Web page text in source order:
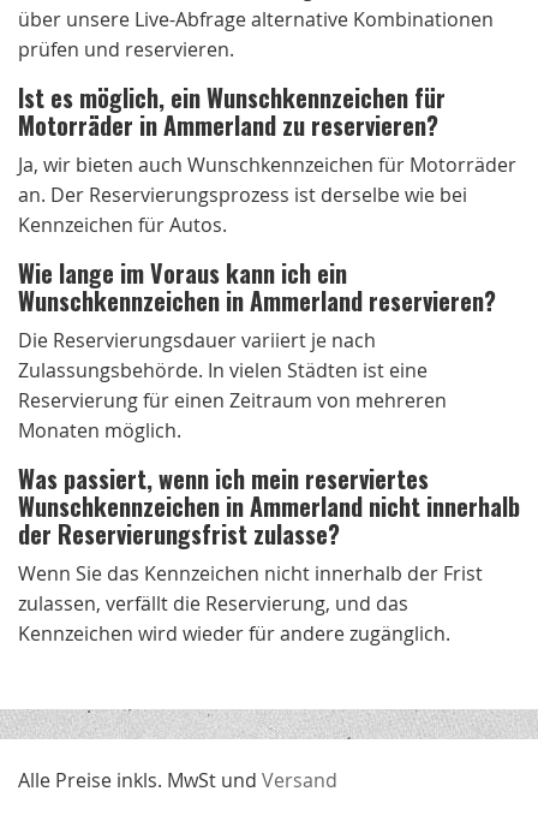
über unsere Live-Abfrage alternative Kombinationen
prüfen und reservieren.
Ist es möglich, ein Wunschkennzeichen für
Motorräder in Ammerland zu reservieren?
Ja, wir bieten auch Wunschkennzeichen für Motorräder
an. Der Reservierungsprozess ist derselbe wie bei
Kennzeichen für Autos.
Wie lange im Voraus kann ich ein
Wunschkennzeichen in Ammerland reservieren?
Die Reservierungsdauer variiert je nach
Zulassungsbehörde. In vielen Städten ist eine
Reservierung für einen Zeitraum von mehreren
Monaten möglich.
Was passiert, wenn ich mein reserviertes
Wunschkennzeichen in Ammerland nicht innerhalb
der Reservierungsfrist zulasse?
Wenn Sie das Kennzeichen nicht innerhalb der Frist
zulassen, verfällt die Reservierung, und das
Kennzeichen wird wieder für andere zugänglich.
Alle Preise inkls. MwSt und Versand